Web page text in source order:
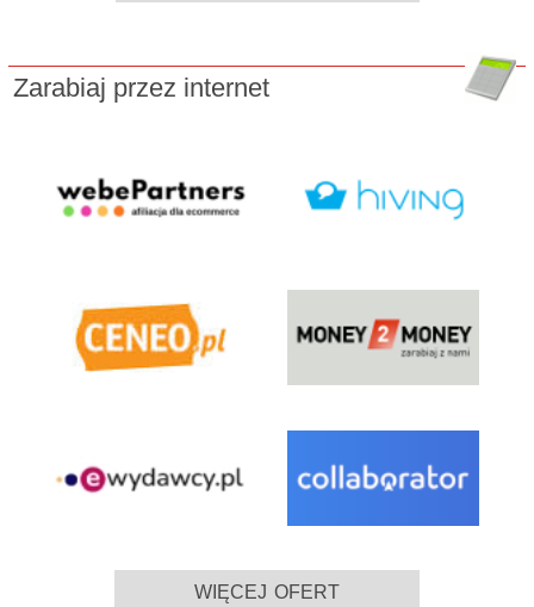
Zarabiaj przez internet
więcej ofert